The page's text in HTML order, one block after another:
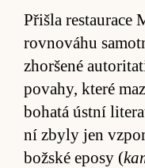
Při­šla re­stau­race
rovnováhu
zhoršené
po­vahy, které
bo­hatá ústní
ní zbyly jen
bož­ské eposy (